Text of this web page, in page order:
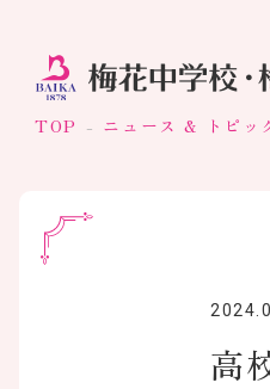
TOP ニュース & トピッ
高